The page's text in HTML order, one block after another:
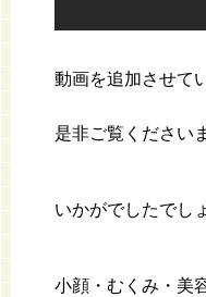
動画を追加させて
是非ご覧ください
いかがでしたでし
小顔・むくみ・美